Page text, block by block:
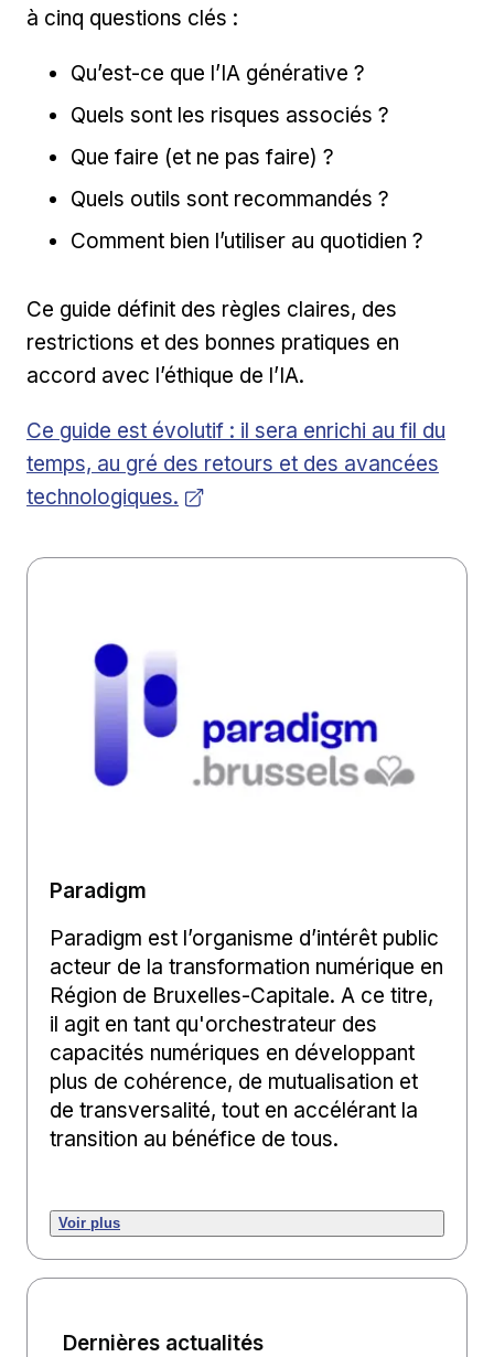
à cinq questions clés :
Qu’est-ce que l’IA générative ?
Quels sont les risques associés ?
Que faire (et ne pas faire) ?
Quels outils sont recommandés ?
Comment bien l’utiliser au quotidien ?
Ce guide définit des règles claires, des
restrictions et des bonnes pratiques en
accord avec l’éthique de l’IA.
Ouvrir dans une nouvelle fenêtre
Ce guide est évolutif : il sera enrichi au fil du
temps, au gré des retours et des avancées
technologiques.
Paradigm
Paradigm est l’organisme d’intérêt public
acteur de la transformation numérique en
Région de Bruxelles-Capitale. A ce titre,
il agit en tant qu'orchestrateur des
capacités numériques en développant
plus de cohérence, de mutualisation et
de transversalité, tout en accélérant la
transition au bénéfice de tous.
Voir plus
Dernières actualités